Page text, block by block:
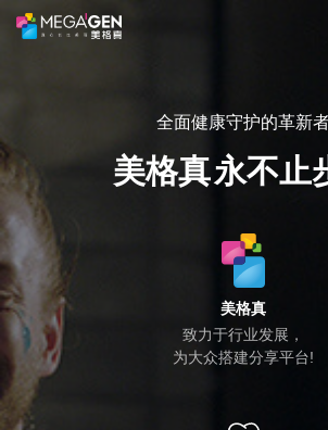
全面健康守护的革新
美格真永不止
美格真
致力于行业发展，
为大众搭建分享平台!